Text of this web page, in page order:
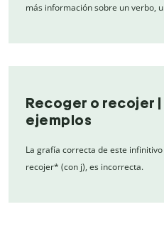
más información sobre un verbo,
Recoger o recojer
ejemplos
La grafía correcta de este
recojer* (con j), es incorrecta.